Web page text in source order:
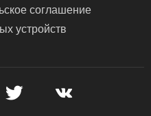
соглашение
устройств